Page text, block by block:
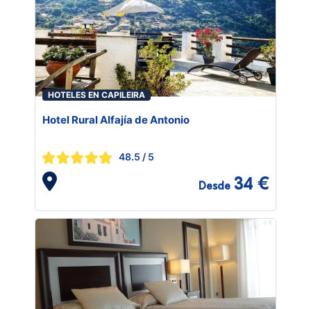
HOTELES EN CAPILEIRA
Hotel Rural Alfajía de Antonio
48.5 / 5
Desde 34 €